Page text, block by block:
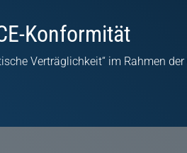
Konformität
Verträglichkeit“ im Rahmen der